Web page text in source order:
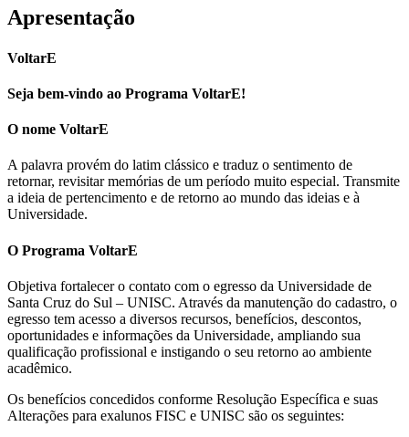
Apresentação
VoltarE
Seja bem-vindo ao Programa VoltarE!
O nome VoltarE
A palavra provém do latim clássico e traduz o sentimento de
retornar, revisitar memórias de um período muito especial. Transmite
a ideia de pertencimento e de retorno ao mundo das ideias e à
Universidade.
O Programa VoltarE
Objetiva fortalecer o contato com o egresso da Universidade de
Santa Cruz do Sul – UNISC. Através da manutenção do cadastro, o
egresso tem acesso a diversos recursos, benefícios, descontos,
oportunidades e informações da Universidade, ampliando sua
qualificação profissional e instigando o seu retorno ao ambiente
acadêmico.
Os benefícios concedidos conforme Resolução Específica e suas
Alterações para exalunos FISC e UNISC são os seguintes: